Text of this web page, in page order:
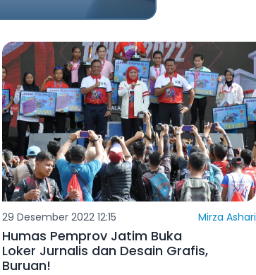
29 Desember 2022 12:15 Mirza Ashari
Humas Pemprov Jatim Buka
Loker Jurnalis dan Desain Grafis,
Buruan!